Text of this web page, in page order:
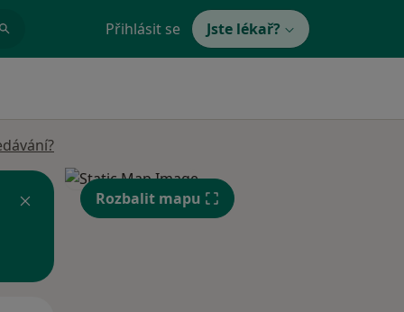
Přihlásit se Jste lékař?
Rozbalit mapu